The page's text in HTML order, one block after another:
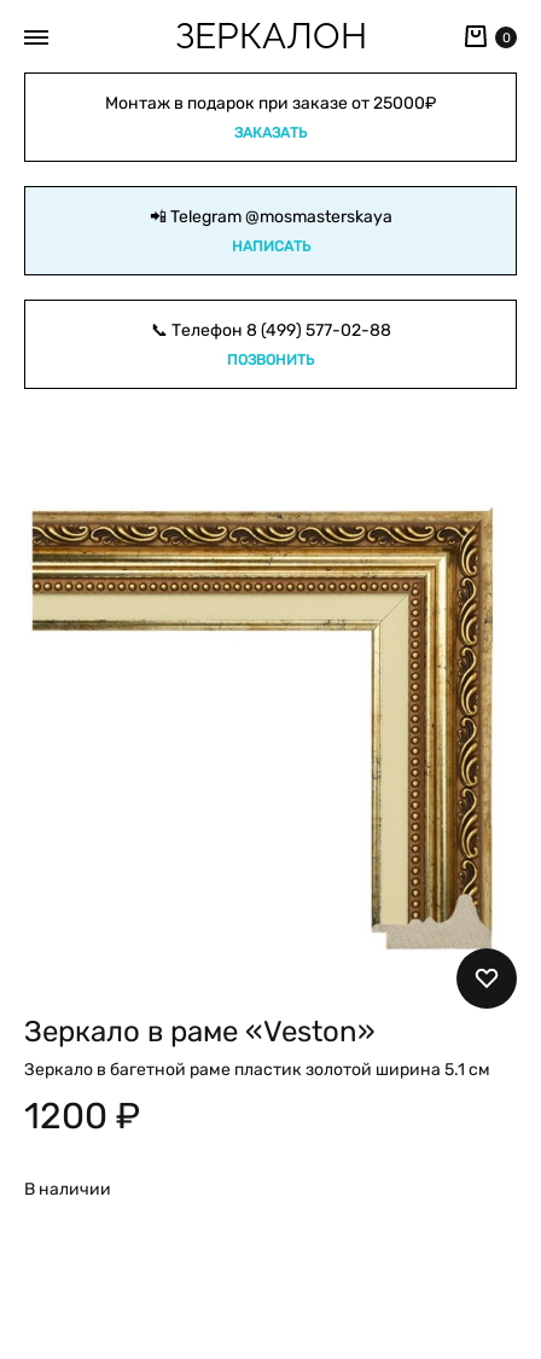
ЗЕРКАЛОН 0
Монтаж в подарок при заказе от 25000₽
ЗАКАЗАТЬ
📲 Telegram@mosmasterskaya
НАПИСАТЬ
📞 Телефон 8 (499) 577-02-88
ПОЗВОНИТЬ
Зеркало в раме «Veston»
Зеркало в багетной раме пластик золотой ширина 5.1 см
1200 ₽
В наличии